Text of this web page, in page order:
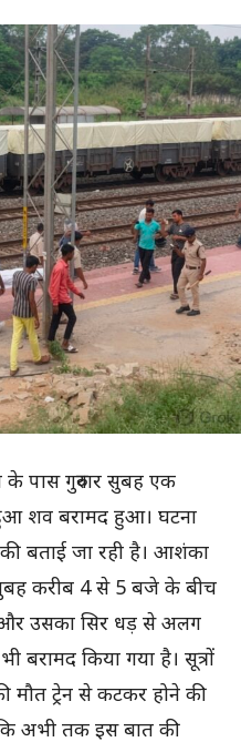
पास गुरुवार सुबह एक
शव बरामद हुआ। घटना
बताई जा रही है। आशंका
करीब 4 से 5 बजे के बीच
और उसका सिर धड़ से अलग
बरामद किया गया है। सूत्रों
ट्रेन से कटकर होने की
अभी तक इस बात की